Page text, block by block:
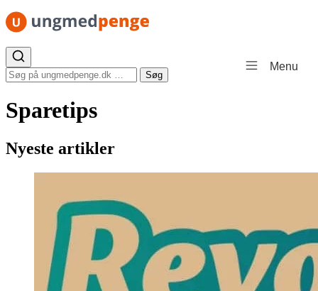
Spring til indhold
Menu
Søg efter: Søg
Sparetips
Nyeste artikler